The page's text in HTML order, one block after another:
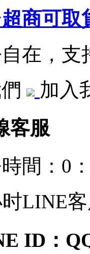
商可取
在，支
加入
客服
間：0
LINE
ID：